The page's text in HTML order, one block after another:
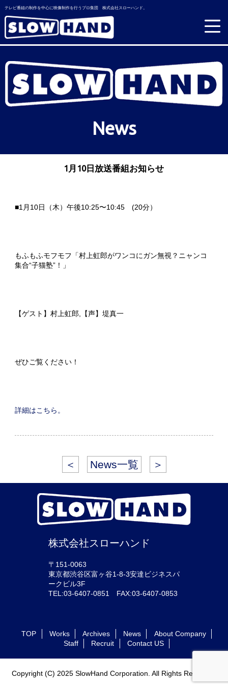
テレビ番組の制作を中心に映像制作を行うプロ集団 株式会社スローハンド。
News
1月10日放送番組お知らせ
■1月10日（木）午後10:25〜10:45 (20分）
もふもふモフモフ「村上虹郎がワンコにガン無視？ニャンコ
集合“子猫塾”！」
【ゲスト】村上虹郎,【声】堤真一
ぜひご覧ください！
詳細はこちら。
＜ News一覧 ＞
株式会社スローハンド
〒151-0063
東京都渋谷区富ヶ谷1-8-3安達ビジネスパ
ークビル3F
TEL:03-6407-0851 FAX:03-6407-0853
TOP Works Archives News
About Company
Staff
Recruit Contact US
Copyright (C) 2025 SlowHand Corporation. All Rights Reserved.